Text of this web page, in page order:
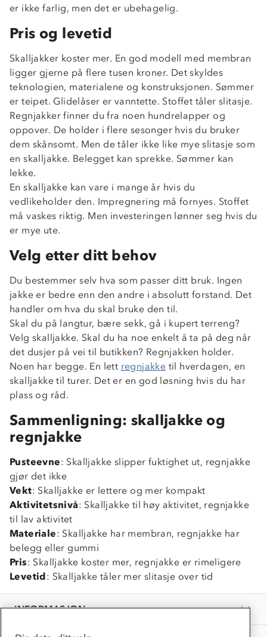
er ikke farlig, men det er ubehagelig.
Pris og levetid
Skalljakker koster mer. En god modell med membran
ligger gjerne på flere tusen kroner. Det skyldes
teknologien, materialene og konstruksjonen. Sømmer
er teipet. Glidelåser er vanntette. Stoffet tåler slitasje.
Regnjakker finner du fra noen hundrelapper og
oppover. De holder i flere sesonger hvis du bruker
dem skånsomt. Men de tåler ikke like mye slitasje som
en skalljakke. Belegget kan sprekke. Sømmer kan
lekke.
En skalljakke kan vare i mange år hvis du
vedlikeholder den. Impregnering må fornyes. Stoffet
må vaskes riktig. Men investeringen lønner seg hvis du
er mye ute.
Velg etter ditt behov
Du bestemmer selv hva som passer ditt bruk. Ingen
jakke er bedre enn den andre i absolutt forstand. Det
handler om hva du skal bruke den til.
Skal du på langtur, bære sekk, gå i kupert terreng?
Velg skalljakke. Skal du ha noe enkelt å ta på deg når
det dusjer på vei til butikken? Regnjakken holder.
Noen har begge. En lett regnjakke til hverdagen, en
skalljakke til turer. Det er en god løsning hvis du har
plass og råd.
Sammenligning: skalljakke og
regnjakke
Pusteevne: Skalljakke slipper fuktighet ut, regnjakke
gjør det ikke
Vekt: Skalljakke er lettere og mer kompakt
Aktivitetsnivå: Skalljakke til høy aktivitet, regnjakke
til lav aktivitet
Materiale: Skalljakke har membran, regnjakke har
belegg eller gummi
Pris: Skalljakke koster mer, regnjakke er rimeligere
Levetid: Skalljakke tåler mer slitasje over tid
INFORMASJON
Kontakt oss
Konkurransevinnere
Kundeklubb
Våre butikker
Bedrift, barnehage og SFO
Presse
Om Stormberg
Verdigrunnlag
Klima og miljø
Etisk handel
Dyreetikk
1% til samfunnet
Inkludering
Materialer
Personvern
Samarbeide med oss?
Trelagsprinsippet barn
Alt du trenger til Norgesferien
Dette trenger du til barnehagen
Gravidklær
Hvordan velge riktig turtøy?
Vask og vedlikehold
Store størrelser
Norgesferie 🇳🇴
Få turinspirasjon og tips her⛰
Overnatte utendørs⛺